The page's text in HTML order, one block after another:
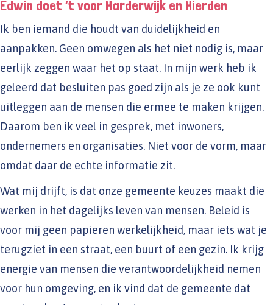
Edwin doet ’t voor Harderwijk en Hierden
Ik ben iemand die houdt van duidelijkheid en
aanpakken. Geen omwegen als het niet nodig is, maar
eerlijk zeggen waar het op staat. In mijn werk heb ik
geleerd dat besluiten pas goed zijn als je ze ook kunt
uitleggen aan de mensen die ermee te maken krijgen.
Daarom ben ik veel in gesprek, met inwoners,
ondernemers en organisaties. Niet voor de vorm, maar
omdat daar de echte informatie zit.
Wat mij drijft, is dat onze gemeente keuzes maakt die
werken in het dagelijks leven van mensen. Beleid is
voor mij geen papieren werkelijkheid, maar iets wat je
terugziet in een straat, een buurt of een gezin. Ik krijg
energie van mensen die verantwoordelijkheid nemen
voor hun omgeving, en ik vind dat de gemeente dat